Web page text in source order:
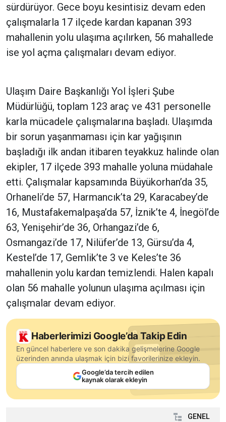
sürdürüyor. Gece boyu kesintisiz devam eden
çalışmalarla 17 ilçede kardan kapanan 393
mahallenin yolu ulaşıma açılırken, 56 mahallede
ise yol açma çalışmaları devam ediyor.
Ulaşım Daire Başkanlığı Yol İşleri Şube
Müdürlüğü, toplam 123 araç ve 431 personelle
karla mücadele çalışmalarına başladı. Ulaşımda
bir sorun yaşanmaması için kar yağışının
başladığı ilk andan itibaren teyakkuz halinde olan
ekipler, 17 ilçede 393 mahalle yoluna müdahale
etti. Çalışmalar kapsamında Büyükorhan’da 35,
Orhaneli’de 57, Harmancık’ta 29, Karacabey’de
16, Mustafakemalpaşa’da 57, İznik’te 4, İnegöl’de
63, Yenişehir’de 36, Orhangazi’de 6,
Osmangazi’de 17, Nilüfer’de 13, Gürsu’da 4,
Kestel’de 17, Gemlik’te 3 ve Keles’te 36
mahallenin yolu kardan temizlendi. Halen kapalı
olan 56 mahalle yolunun ulaşıma açılması için
çalışmalar devam ediyor.
Haberlerimizi Google’da Takip Edin
En güncel haberlere ve son dakika gelişmelerine Google
üzerinden anında ulaşmak için bizi favorilerinize ekleyin.
Google’da tercih edilen
kaynak olarak ekleyin
GENEL